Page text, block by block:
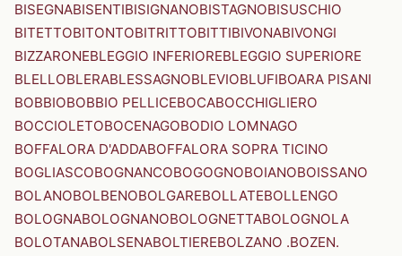
BISEGNABISENTIBISIGNANOBISTAGNOBISUSCHIO
BITETTOBITONTOBITRITTOBITTIBIVONABIVONGI
BIZZARONEBLEGGIO INFERIOREBLEGGIO SUPERIORE
BLELLOBLERABLESSAGNOBLEVIOBLUFIBOARA PISANI
BOBBIOBOBBIO PELLICEBOCABOCCHIGLIERO
BOCCIOLETOBOCENAGOBODIO LOMNAGO
BOFFALORA D'ADDABOFFALORA SOPRA TICINO
BOGLIASCOBOGNANCOBOGOGNOBOIANOBOISSANO
BOLANOBOLBENOBOLGAREBOLLATEBOLLENGO
BOLOGNABOLOGNANOBOLOGNETTABOLOGNOLA
BOLOTANABOLSENABOLTIEREBOLZANO .BOZEN.